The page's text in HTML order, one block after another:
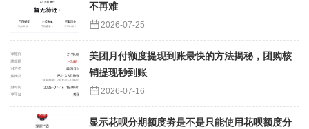
不再难
2026-07-25
美团月付额度提现到账最快的方法揭秘，团购核
销提现秒到账
2026-07-16
显示花呗分期额度劵是不是只能使用花呗额度分